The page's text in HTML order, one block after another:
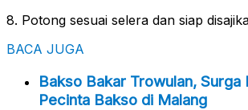
8. Potong sesuai selera dan siap
BACA JUGA
Bakso Bakar Trowulan, Surga
Pecinta Bakso di Malang